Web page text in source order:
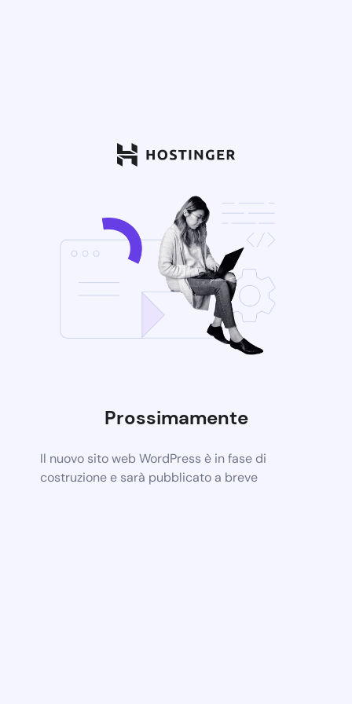
Prossimamente
Il nuovo sito web WordPress è in fase di
costruzione e sarà pubblicato a breve